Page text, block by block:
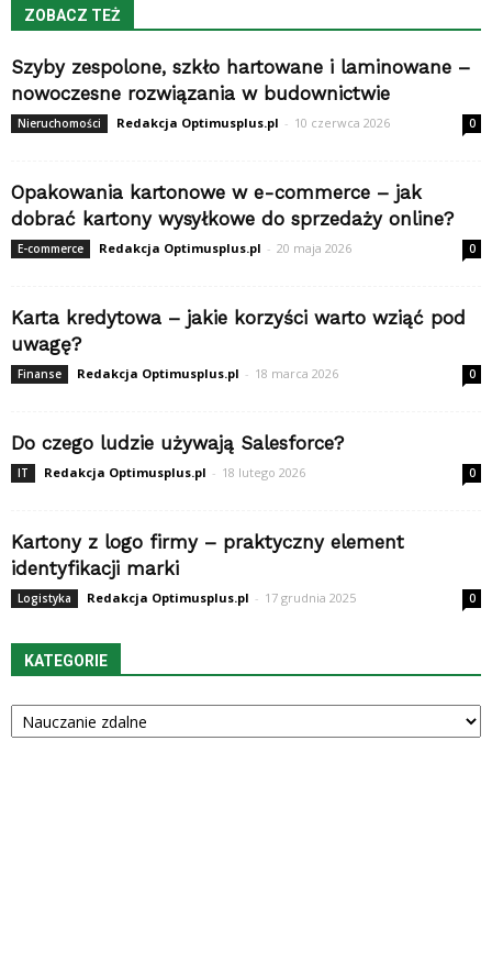
ZOBACZ TEŻ
Szyby zespolone, szkło hartowane i laminowane –
nowoczesne rozwiązania w budownictwie
Nieruchomości Redakcja Optimusplus.pl - 10 czerwca 2026 0
Opakowania kartonowe w e-commerce – jak
dobrać kartony wysyłkowe do sprzedaży online?
E-commerce Redakcja Optimusplus.pl - 20 maja 2026 0
Karta kredytowa – jakie korzyści warto wziąć pod
uwagę?
Finanse Redakcja Optimusplus.pl - 18 marca 2026 0
Do czego ludzie używają Salesforce?
IT Redakcja Optimusplus.pl - 18 lutego 2026 0
Kartony z logo firmy – praktyczny element
identyfikacji marki
Logistyka Redakcja Optimusplus.pl - 17 grudnia 2025 0
KATEGORIE
Kategorie